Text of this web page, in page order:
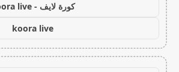
كورة لايف - koora live
koora live